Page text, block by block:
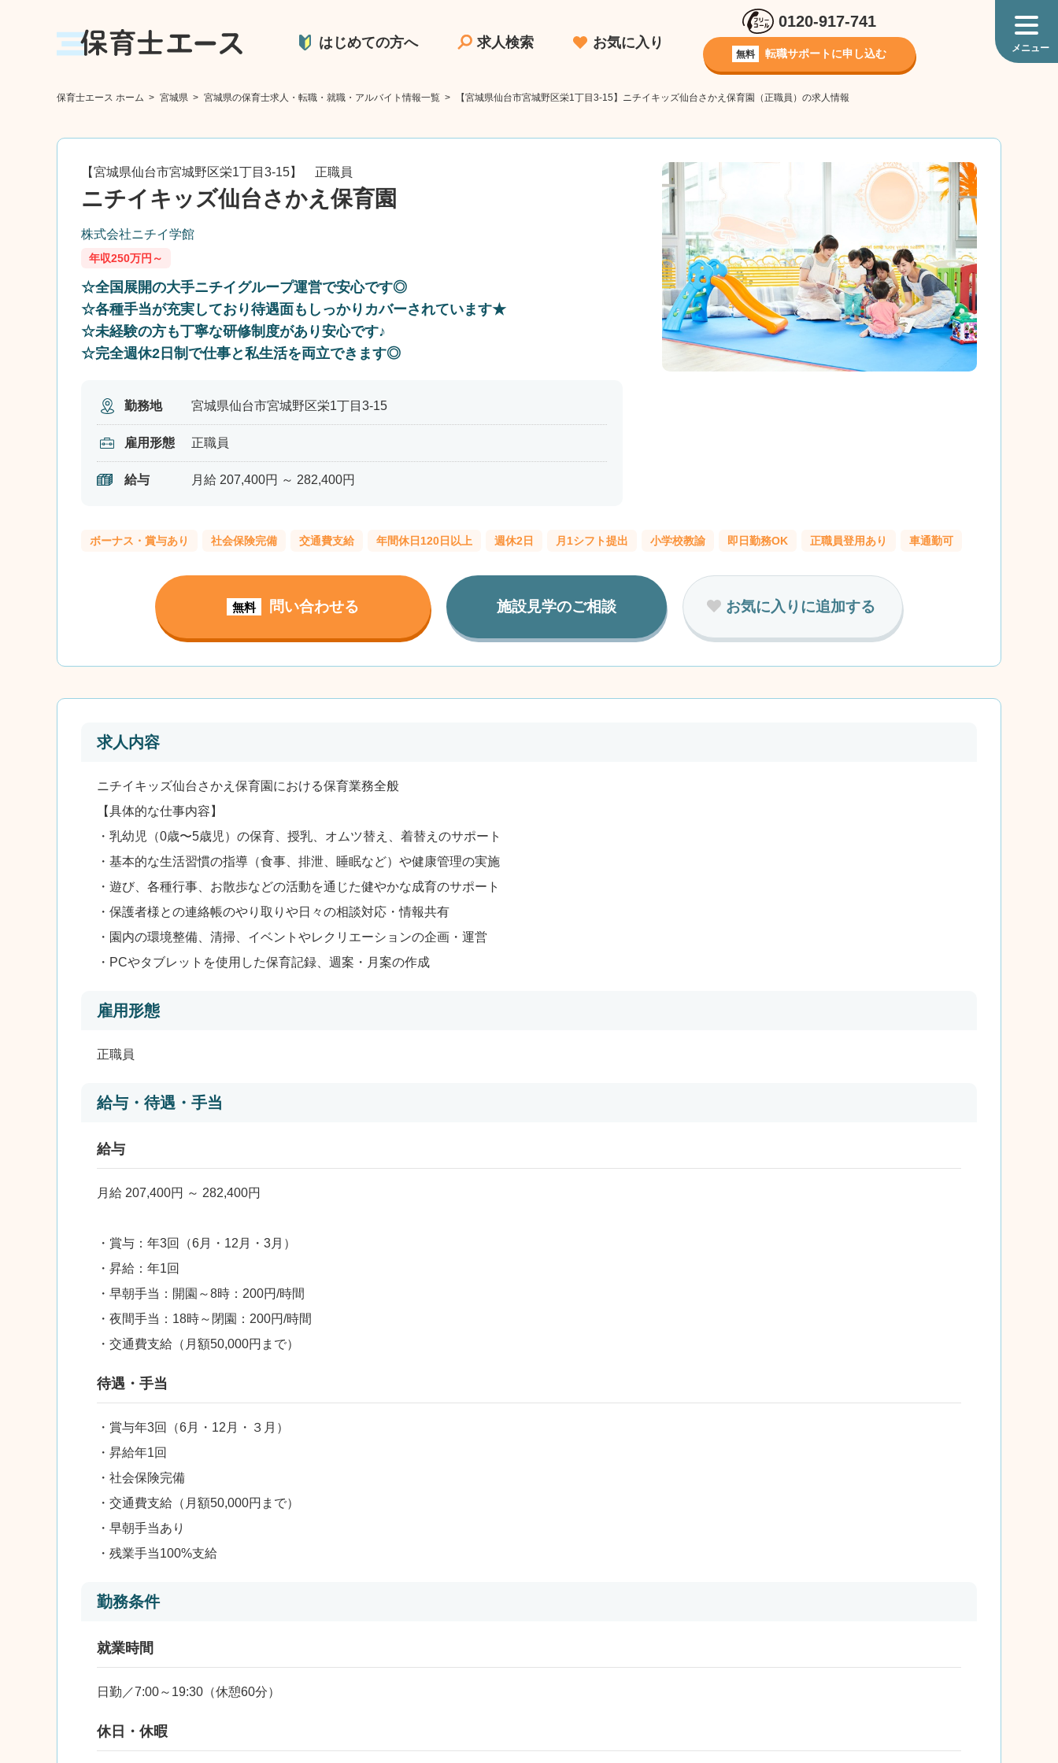
はじめての方へ 求人検索 お気に入り
0120-917-741
無料 転職サポートに申し込む
保育士エース ホーム > 宮城県 > 宮城県の保育士求人・転職・就職・アルバイト情報一覧 > 【宮城県仙台市宮城野区栄1丁目3-15】ニチイキッズ仙台さかえ保育園（正職員）の求人情報
☆全国展開の大手ニチイグループ運営で安心です◎
☆各種手当が充実しており待遇面もしっかりカバーされています★
☆未経験の方も丁寧な研修制度があり安心です♪
☆完全週休2日制で仕事と私生活を両立できます◎
【宮城県仙台市宮城野区栄1丁目3-15】 正職員
ニチイキッズ仙台さかえ保育園
株式会社ニチイ学館
年収250万円～
勤務地 宮城県仙台市宮城野区栄1丁目3-15
雇用形態 正職員
給与 月給 207,400円 ～ 282,400円
ボーナス・賞与あり 社会保険完備 交通費支給 年間休日120日以上 週休2日 月1シフト提出 小学校教諭 即日勤務OK 正職員登用あり 車通勤可
無料 問い合わせる 施設見学のご相談 お気に入りに追加する
求人内容
ニチイキッズ仙台さかえ保育園における保育業務全般
【具体的な仕事内容】
・乳幼児（0歳〜5歳児）の保育、授乳、オムツ替え、着替えのサポート
・基本的な生活習慣の指導（食事、排泄、睡眠など）や健康管理の実施
・遊び、各種行事、お散歩などの活動を通じた健やかな成育のサポート
・保護者様との連絡帳のやり取りや日々の相談対応・情報共有
・園内の環境整備、清掃、イベントやレクリエーションの企画・運営
・PCやタブレットを使用した保育記録、週案・月案の作成
雇用形態
正職員
給与・待遇・手当
給与
月給 207,400円 ～ 282,400円
・賞与：年3回（6月・12月・3月）
・昇給：年1回
・早朝手当：開園～8時：200円/時間
・夜間手当：18時～閉園：200円/時間
・交通費支給（月額50,000円まで）
待遇・手当
・賞与年3回（6月・12月・３月）
・昇給年1回
・社会保険完備
・交通費支給（月額50,000円まで）
・早朝手当あり
・残業手当100%支給
勤務条件
就業時間
日勤／7:00～19:30（休憩60分）
休日・休暇